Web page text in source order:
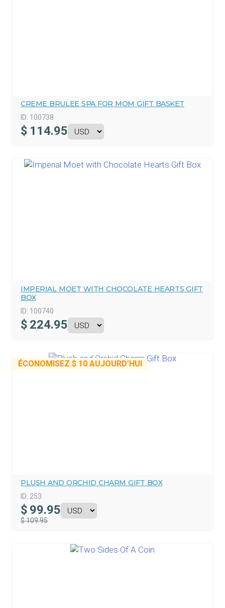
CREME BRULEE SPA FOR MOM GIFT BASKET
ID: 100738
$ 114.95
IMPERIAL MOET WITH CHOCOLATE HEARTS GIFT
BOX
ID: 100740
$ 224.95
ÉCONOMISEZ $ 10 AUJOURD’HUI
PLUSH AND ORCHID CHARM GIFT BOX
ID: 253
$ 99.95
$ 109.95